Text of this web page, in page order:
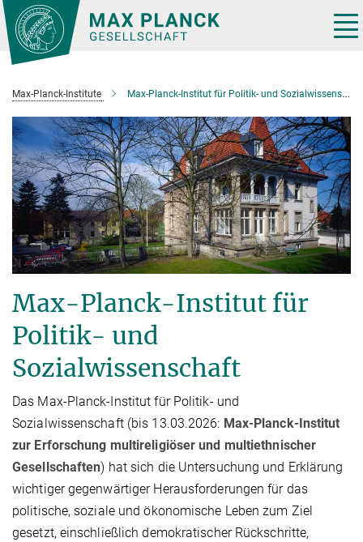
Hauptinhalt
Max-Planck-Institute Max-Planck-Institut für Politik- und Sozialwissenschaft
Max-Planck-Institut für
Politik- und
Sozialwissenschaft
Das Max-Planck-Institut für Politik- und
Sozialwissenschaft (bis 13.03.2026: Max-Planck-Institut
zur Erforschung multireligiöser und multiethnischer
Gesellschaften) hat sich die Untersuchung und Erklärung
wichtiger gegenwärtiger Herausforderungen für das
politische, soziale und ökonomische Leben zum Ziel
gesetzt, einschließlich demokratischer Rückschritte,